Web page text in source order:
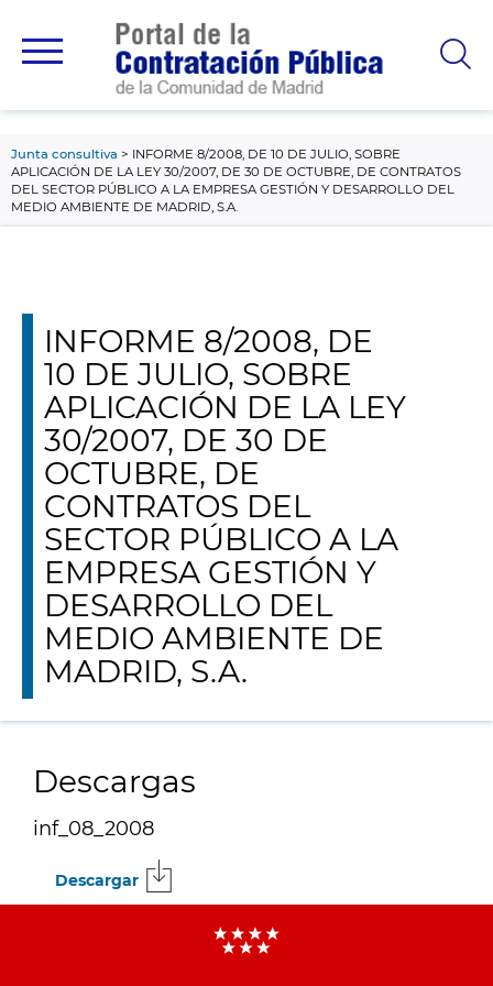
principal
Junta consultiva
INFORME 8/2008, DE 10 DE JULIO, SOBRE
APLICACIÓN DE LA LEY 30/2007, DE 30 DE OCTUBRE, DE CONTRATOS
DEL SECTOR PÚBLICO A LA EMPRESA GESTIÓN Y DESARROLLO DEL
MEDIO AMBIENTE DE MADRID, S.A.
INFORME 8/2008, DE
10 DE JULIO, SOBRE
APLICACIÓN DE LA LEY
30/2007, DE 30 DE
OCTUBRE, DE
CONTRATOS DEL
SECTOR PÚBLICO A LA
EMPRESA GESTIÓN Y
DESARROLLO DEL
MEDIO AMBIENTE DE
MADRID, S.A.
Descargas
inf_08_2008
Descargar